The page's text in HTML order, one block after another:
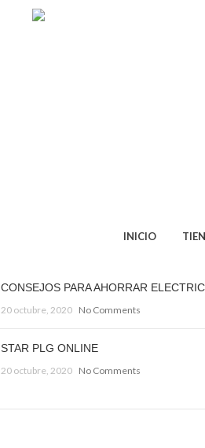
INICIO
CONSEJOS PARA AHORRAR
20 octubre, 2020 No Comments
STAR PLG ONLINE
20 octubre, 2020 No Comments